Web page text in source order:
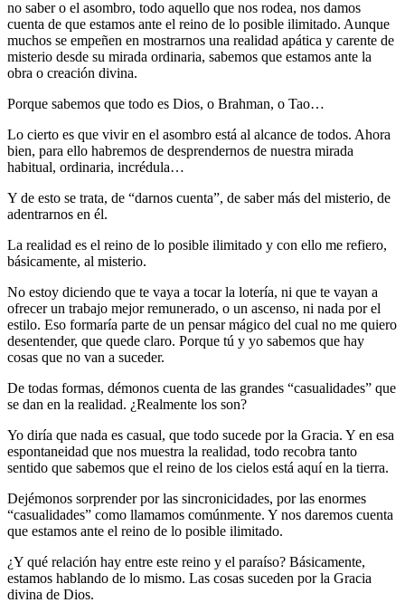
no saber o el asombro, todo aquello que nos rodea, nos damos
cuenta de que estamos ante el reino de lo posible ilimitado. Aunque
muchos se empeñen en mostrarnos una realidad apática y carente de
misterio desde su mirada ordinaria, sabemos que estamos ante la
obra o creación divina.
Porque sabemos que todo es Dios, o Brahman, o Tao…
Lo cierto es que vivir en el asombro está al alcance de todos. Ahora
bien, para ello habremos de desprendernos de nuestra mirada
habitual, ordinaria, incrédula…
Y de esto se trata, de “darnos cuenta”, de saber más del misterio, de
adentrarnos en él.
La realidad es el reino de lo posible ilimitado y con ello me refiero,
básicamente, al misterio.
No estoy diciendo que te vaya a tocar la lotería, ni que te vayan a
ofrecer un trabajo mejor remunerado, o un ascenso, ni nada por el
estilo. Eso formaría parte de un pensar mágico del cual no me quiero
desentender, que quede claro. Porque tú y yo sabemos que hay
cosas que no van a suceder.
De todas formas, démonos cuenta de las grandes “casualidades” que
se dan en la realidad. ¿Realmente los son?
Yo diría que nada es casual, que todo sucede por la Gracia. Y en esa
espontaneidad que nos muestra la realidad, todo recobra tanto
sentido que sabemos que el reino de los cielos está aquí en la tierra.
Dejémonos sorprender por las sincronicidades, por las enormes
“casualidades” como llamamos comúnmente. Y nos daremos cuenta
que estamos ante el reino de lo posible ilimitado.
¿Y qué relación hay entre este reino y el paraíso? Básicamente,
estamos hablando de lo mismo. Las cosas suceden por la Gracia
divina de Dios.